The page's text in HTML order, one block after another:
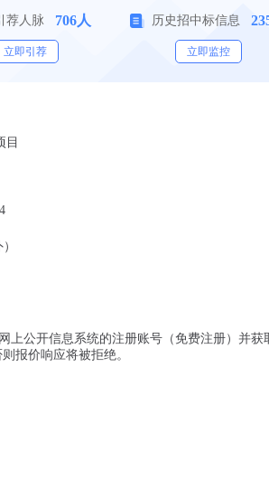
荐人脉 706人
立即引荐
历史招中标信息
立即监控
目
上公开信息系统的注册账号（免费注册）并获
报价响应将被拒绝。